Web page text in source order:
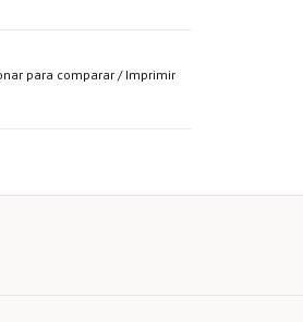
para comparar / Imprimir